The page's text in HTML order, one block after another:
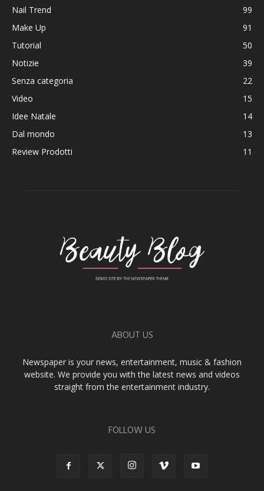
Nail Trend
99
Make Up
91
Tutorial
50
Notizie
39
Senza categoria
22
Video
15
Idee Natale
14
Dal mondo
13
Review Prodotti
11
ABOUT US
Newspaper is your news, entertainment, music & fashion
website. We provide you with the latest news and videos
straight from the entertainment industry.
FOLLOW US